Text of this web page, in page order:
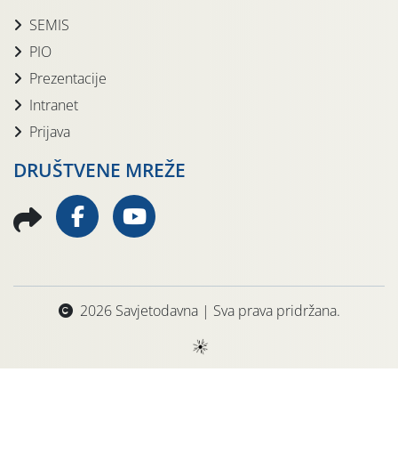
SEMIS
PIO
Prezentacije
Intranet
Prijava
DRUŠTVENE MREŽE
2026 Savjetodavna | Sva prava pridržana.